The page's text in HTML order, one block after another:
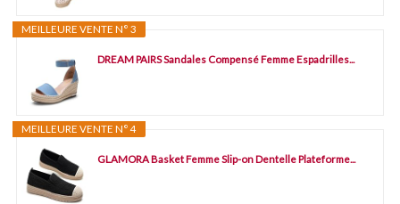
MEILLEURE VENTE N° 3
DREAM PAIRS Sandales Compensé Femme Espadrilles...
MEILLEURE VENTE N° 4
GLAMORA Basket Femme Slip-on Dentelle Plateforme...